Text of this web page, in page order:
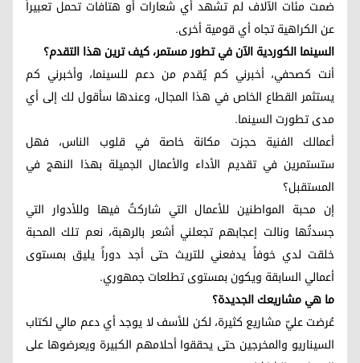
ضمت مئات الآلاف لم تشهد أي شعارات أو هتافات تحمل تعبيراً
عن الكراهية تجاه أي قومية أخرى.
السينما الكوردية الآن في تطور مستمر، كيف ترين هذا التقدم؟
أنت كصحفي، أخبرني كم يُقدم من دعم للسينما، وأخبرني كم
يستثمر القطاع الخاص في هذا المجال، وعندها سأقول لك إلى أي
مدى تطورت السينما.
أعمالك الفنية حجزت مكانة خاصة في قلوب الناس، فهل
ستستمرين في تقديم الأداء والأعمال الجميلة بهذا النهج في
المستقبل؟
إن محبة المواطنين للأعمال التي شاركتُ فيها وللأدوار التي
جسدتُها ونالت إعجابهم تجعلني أشعر بالرهبة، نعم تلك المحبة
خلقت لدي خوفاً يدفعني للتريث حتى أجد دوراً يليق بمستوى
أعمالي السابقة ويكون بمستوى تطلعات جمهوري.
ما هي مشاريعك الجديدة؟
عُرضت عليّ مشاريع كثيرة، لكن للأسف لا يوجد أي دعم مالي لكتاب
السيناريو والمخرجين حتى يحققوا أحلامهم الكبيرة ويعرضوها على